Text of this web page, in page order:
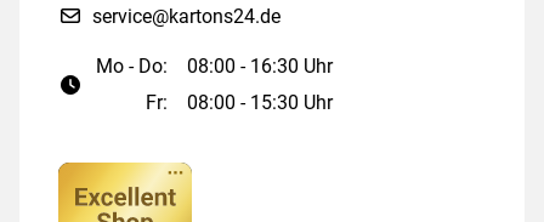
service@kartons24.de
Mo - Do:
08:00 - 16:30 Uhr
Fr:
08:00 - 15:30 Uhr